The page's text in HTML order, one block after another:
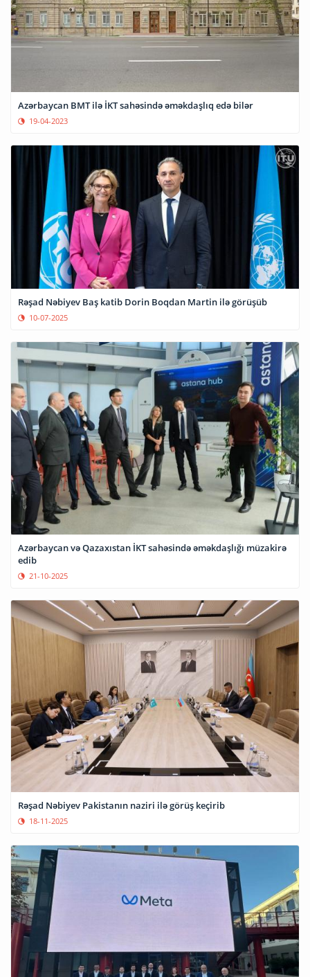
Azərbaycan BMT ilə İKT sahəsində əməkdaşlıq edə bilər
19-04-2023
Rəşad Nəbiyev Baş katib Dorin Boqdan Martin ilə görüşüb
10-07-2025
Azərbaycan və Qazaxıstan İKT sahəsində əməkdaşlığı müzakirə
edib
21-10-2025
Rəşad Nəbiyev Pakistanın naziri ilə görüş keçirib
18-11-2025